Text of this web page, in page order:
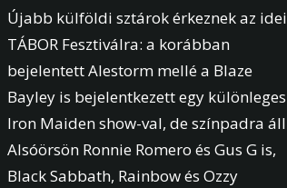
Újabb külföldi sztárok érkeznek az idei
TÁBOR Fesztiválra: a korábban
bejelentett Alestorm mellé a Blaze
Bayley is bejelentkezett egy különleges
Iron Maiden show-val, de színpadra áll
Alsóörsön Ronnie Romero és Gus G is,
Black Sabbath, Rainbow és Ozzy